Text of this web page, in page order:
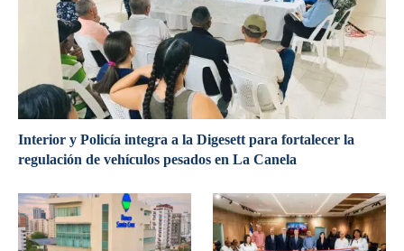
Interior y Policía integra a la Digesett para fortalecer la
regulación de vehículos pesados en La Canela